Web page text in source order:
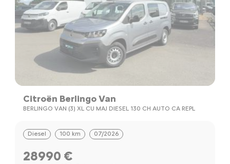
Citroën Berlingo Van
BERLINGO VAN (3) XL CU MAJ DIESEL 130 CH AUTO CA REPL
Diesel 100 km 07/2026
28990 €